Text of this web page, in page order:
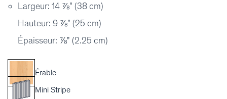
Largeur: 14 ⅞" (38 cm)
Hauteur: 9 ⅞" (25 cm)
Épaisseur: ⅞" (2.25 cm)
Érable
Mini Stripe